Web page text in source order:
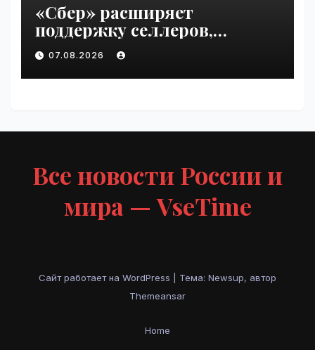
«Сбер» расширяет
поддержку селлеров,
пострадавших от
инцидентов на складах
Wildberries | VseTime.ru
07.08.2026
Все новости России и
мира — VseTime
Сайт работает на WordPress
Тема: Newsup, автор
Themeansar
Home